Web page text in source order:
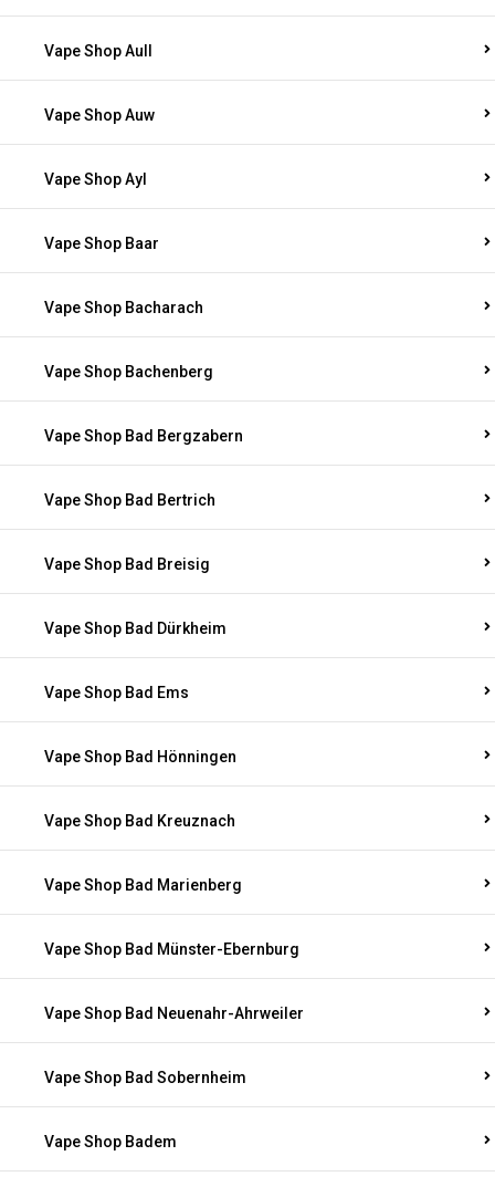
Vape Shop Aull
Vape Shop Auw
Vape Shop Ayl
Vape Shop Baar
Vape Shop Bacharach
Vape Shop Bachenberg
Vape Shop Bad Bergzabern
Vape Shop Bad Bertrich
Vape Shop Bad Breisig
Vape Shop Bad Dürkheim
Vape Shop Bad Ems
Vape Shop Bad Hönningen
Vape Shop Bad Kreuznach
Vape Shop Bad Marienberg
Vape Shop Bad Münster-Ebernburg
Vape Shop Bad Neuenahr-Ahrweiler
Vape Shop Bad Sobernheim
Vape Shop Badem